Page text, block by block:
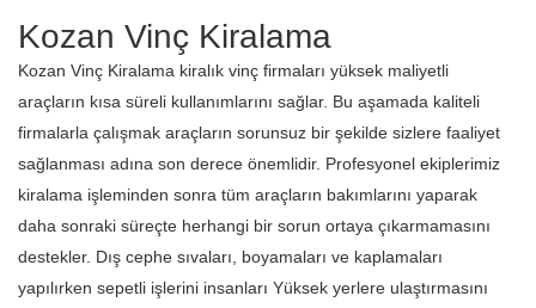
Kozan‎ Vinç Kiralama
Kozan‎ Vinç Kiralama kiralık vinç firmaları yüksek maliyetli
araçların kısa süreli kullanımlarını sağlar. Bu aşamada kaliteli
firmalarla çalışmak araçların sorunsuz bir şekilde sizlere faaliyet
sağlanması adına son derece önemlidir. Profesyonel ekiplerimiz
kiralama işleminden sonra tüm araçların bakımlarını yaparak
daha sonraki süreçte herhangi bir sorun ortaya çıkarmamasını
destekler. Dış cephe sıvaları, boyamaları ve kaplamaları
yapılırken sepetli işlerini insanları Yüksek yerlere ulaştırmasını